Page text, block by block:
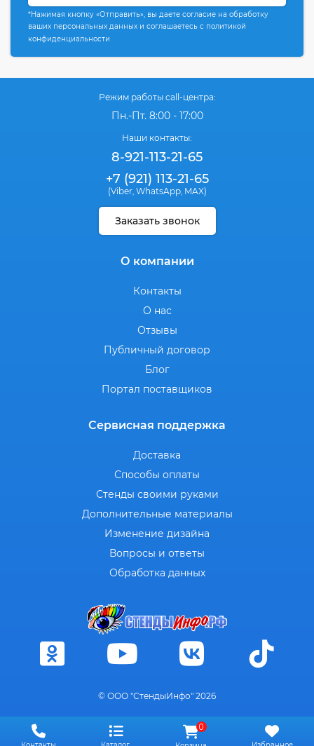
0
*Нажимая кнопку «Отправить», вы даете согласие на обработку
ваших персональных данных и соглашаетесь с политикой
конфиденциальности
Режим работы call-центра:
Пн.-Пт. 8:00 - 17:00
Наши контакты:
8-921-113-21-65
+7 (921) 113-21-65
(Viber, WhatsApp, MAX)
Заказать звонок
О компании
Контакты
О нас
Отзывы
Публичный договор
Блог
Портал поставщиков
Сервисная поддержка
Доставка
Способы оплаты
Стенды своими руками
Дополнительные материалы
Изменение дизайна
Вопросы и ответы
Обработка данных
© ООО "СтендыИнфо" 2026